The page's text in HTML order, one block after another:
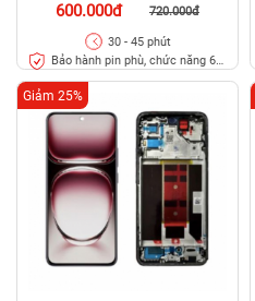
600.000đ 720.000đ
30 - 45 phút
Bảo hành pin phù, chức năng 6
Giảm 25%